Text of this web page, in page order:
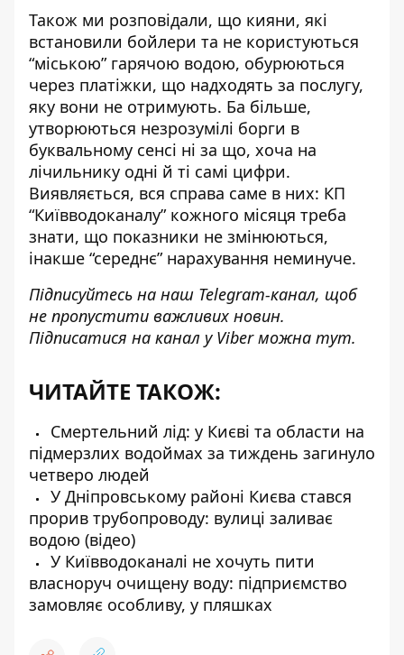
Також ми розповідали, що кияни, які
встановили бойлери та не користуються
“міською” гарячою водою, обурюються
через платіжки, що надходять за послугу,
яку вони не отримують. Ба більше,
утворюються незрозумілі борги в
буквальному сенсі ні за що, хоча на
лічильнику одні й ті самі цифри.
Виявляється, вся справа саме в них: КП
“Київводоканалу” кожного місяця треба
знати, що показники не змінюються,
інакше “середнє” нарахування неминуче.
Підписуйтесь на наш Telegram-канал, щоб
не пропустити важливих новин.
Підписатися на канал у Viber можна тут.
ЧИТАЙТЕ ТАКОЖ:
Смертельний лід: у Києві та области на
підмерзлих водоймах за тиждень загинуло
четверо людей
У Дніпровському районі Києва стався
прорив трубопроводу: вулиці заливає
водою (відео)
У Київводоканалі не хочуть пити
власноруч очищену воду: підприємство
замовляє особливу, у пляшках